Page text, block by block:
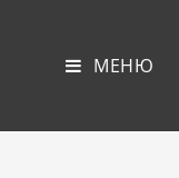
МЕНЮ